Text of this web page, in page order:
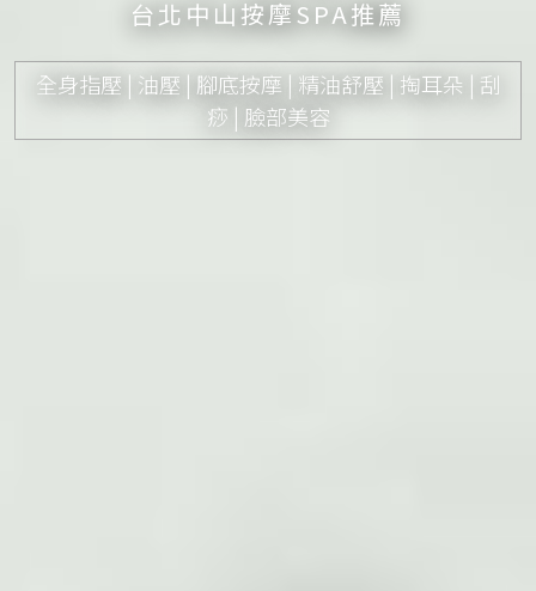
台北中山按摩SPA推薦
全身指壓 | 油壓 | 腳底按摩 | 精油舒壓 | 掏耳朵 | 刮
痧 | 臉部美容